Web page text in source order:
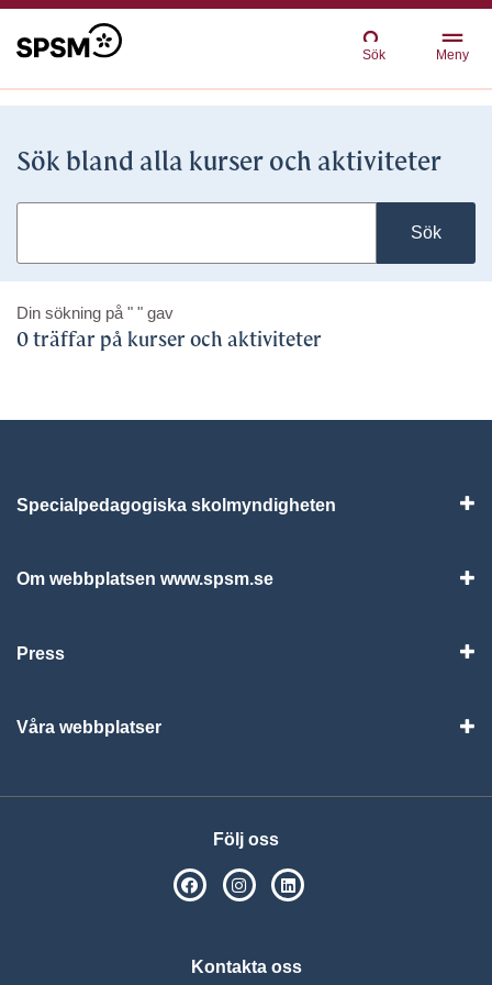
Sök Meny
Sök bland alla kurser och aktiviteter
Sök
Din sökning på " " gav
0 träffar på kurser och aktiviteter
Specialpedagogiska skolmyndigheten
Om webbplatsen www.spsm.se
Press
Våra webbplatser
Följ oss
SPSM på Facebook
SPSM på Instagram
Kontakta oss